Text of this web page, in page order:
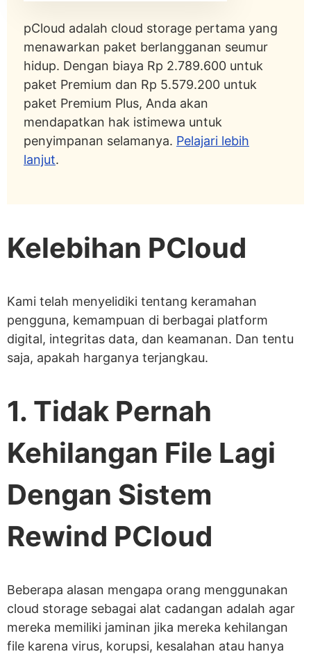
pCloud adalah cloud storage pertama yang
menawarkan paket berlangganan seumur
hidup. Dengan biaya Rp 2.789.600 untuk
paket Premium dan Rp 5.579.200 untuk
paket Premium Plus, Anda akan
mendapatkan hak istimewa untuk
penyimpanan selamanya. Pelajari lebih
lanjut.
Kelebihan PCloud
Kami telah menyelidiki tentang keramahan
pengguna, kemampuan di berbagai platform
digital, integritas data, dan keamanan. Dan tentu
saja, apakah harganya terjangkau.
1. Tidak Pernah
Kehilangan File Lagi
Dengan Sistem
Rewind PCloud
Beberapa alasan mengapa orang menggunakan
cloud storage sebagai alat cadangan adalah agar
mereka memiliki jaminan jika mereka kehilangan
file karena virus, korupsi, kesalahan atau hanya